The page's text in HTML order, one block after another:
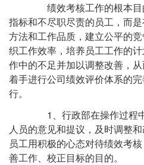
绩效考核工作的根本目
指标和不尽职尽责的员工，而
方法和工作品质，建立公平的
织工作效率，培养员工工作的
作中的不足并加以调整改善，
着手进行公司绩效评价体系的
行。
1、行政部在操作过程
人员的意见和提议，及时调整
员工用积极的心态对待绩效考
善工作、校正目标的目的。